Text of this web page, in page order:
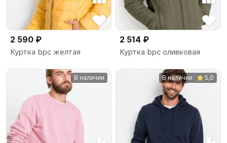
2 590 ₽
Куртка bpc желтая
2 514 ₽
Куртка bpc оливковая
В наличии В наличии 5,0